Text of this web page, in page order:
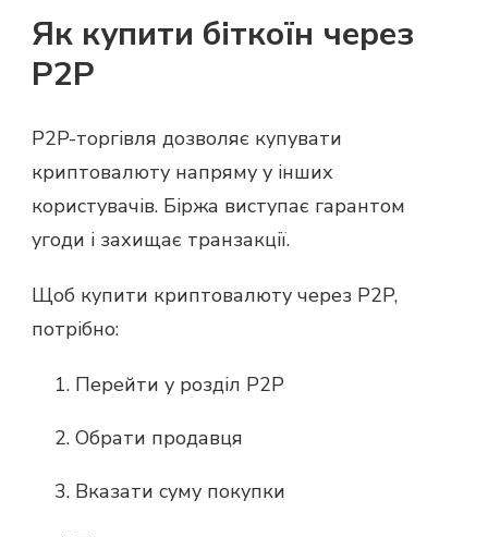
Як купити біткоїн через
P2P
P2P-торгівля дозволяє купувати
криптовалюту напряму у інших
користувачів. Біржа виступає гарантом
угоди і захищає транзакції.
Щоб купити криптовалюту через P2P,
потрібно:
Перейти у розділ P2P
Обрати продавця
Вказати суму покупки